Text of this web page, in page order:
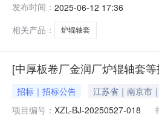
中标金额：18.712万元，
人（项目
发布时间： 2025-06-12 17:36
相关产品：
炉辊轴套
[中厚板卷厂金润厂炉辊轴套
招标｜招标公告 江苏省｜南京市
项目编号： XZL-BJ-20250527-018